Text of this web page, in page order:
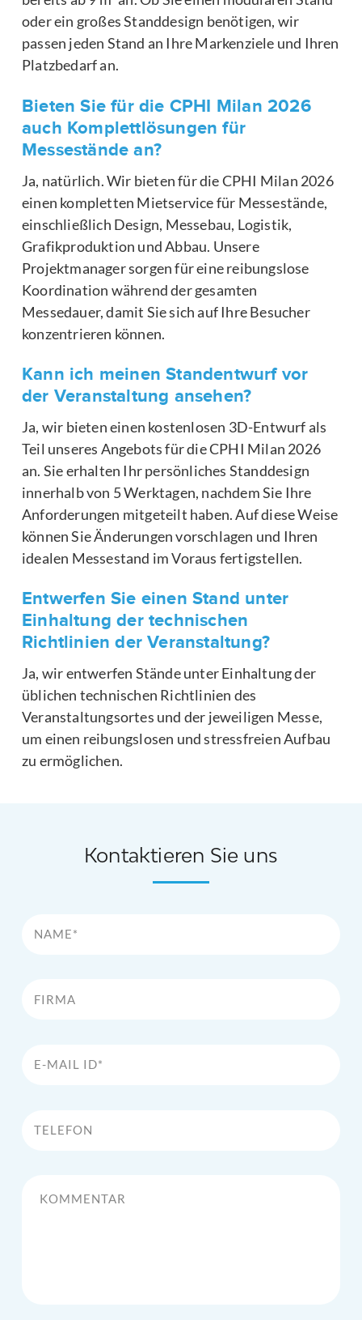
oder ein großes Standdesign benötigen, wir
passen jeden Stand an Ihre Markenziele und Ihren
Platzbedarf an.
Bieten Sie für die CPHI Milan 2026
auch Komplettlösungen für
Messestände an?
Ja, natürlich. Wir bieten für die CPHI Milan 2026
einen kompletten Mietservice für Messestände,
einschließlich Design, Messebau, Logistik,
Grafikproduktion und Abbau. Unsere
Projektmanager sorgen für eine reibungslose
Koordination während der gesamten
Messedauer, damit Sie sich auf Ihre Besucher
konzentrieren können.
Kann ich meinen Standentwurf vor
der Veranstaltung ansehen?
Ja, wir bieten einen kostenlosen 3D-Entwurf als
Teil unseres Angebots für die CPHI Milan 2026
an. Sie erhalten Ihr persönliches Standdesign
innerhalb von 5 Werktagen, nachdem Sie Ihre
Anforderungen mitgeteilt haben. Auf diese Weise
können Sie Änderungen vorschlagen und Ihren
idealen Messestand im Voraus fertigstellen.
Entwerfen Sie einen Stand unter
Einhaltung der technischen
Richtlinien der Veranstaltung?
Ja, wir entwerfen Stände unter Einhaltung der
üblichen technischen Richtlinien des
Veranstaltungsortes und der jeweiligen Messe,
um einen reibungslosen und stressfreien Aufbau
zu ermöglichen.
Kontaktieren Sie uns